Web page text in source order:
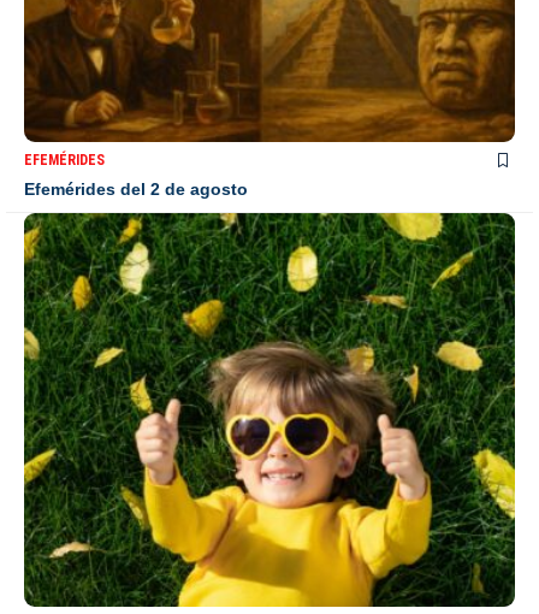
EFEMÉRIDES
Efemérides del 2 de agosto